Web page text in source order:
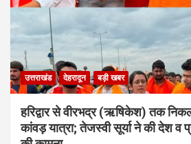
उत्तराखंड देहरादून बड़ी खबर
​हरिद्वार से वीरभद्र (ऋषिकेश) तक
कांवड़ यात्रा; तेजस्वी सूर्या ने की देश व